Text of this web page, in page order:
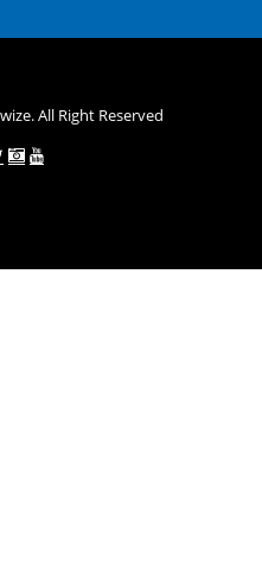
All Right Reserved